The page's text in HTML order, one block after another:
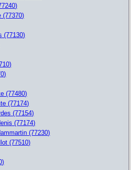
(77370)
(77130)
(77480)
(77174)
(77154)
(77174)
(77230)
(77510)